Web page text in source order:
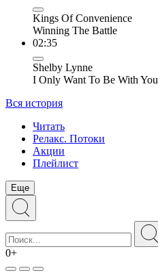
Kings Of Convenience
Winning The Battle
02:35
Shelby Lynne
I Only Want To Be With You
Вся история
Читать
Релакс. Потоки
Акции
Плейлист
Еще
0+